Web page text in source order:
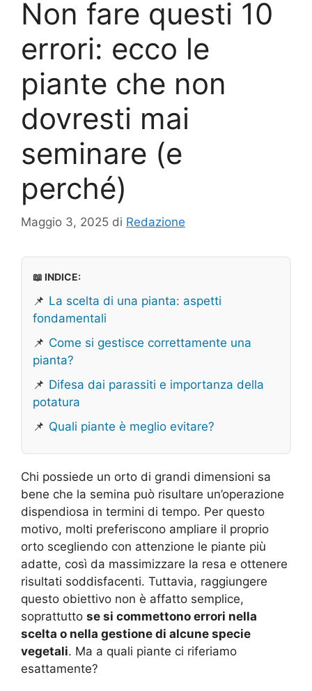
Non fare questi 10
errori: ecco le
piante che non
dovresti mai
seminare (e
perché)
Maggio 3, 2025 di Redazione
📖 INDICE:
📌 La scelta di una pianta: aspetti
fondamentali
📌 Come si gestisce correttamente una
pianta?
📌 Difesa dai parassiti e importanza della
potatura
📌 Quali piante è meglio evitare?
Chi possiede un orto di grandi dimensioni sa
bene che la semina può risultare un’operazione
dispendiosa in termini di tempo. Per questo
motivo, molti preferiscono ampliare il proprio
orto scegliendo con attenzione le piante più
adatte, così da massimizzare la resa e ottenere
risultati soddisfacenti. Tuttavia, raggiungere
questo obiettivo non è affatto semplice,
soprattutto se si commettono errori nella
scelta o nella gestione di alcune specie
vegetali. Ma a quali piante ci riferiamo
esattamente?